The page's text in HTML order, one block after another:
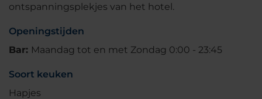
ontspanningsplekjes van het hotel.
Openingstijden
Bar: Maandag tot en met Zondag 0:00 - 23:45
Soort keuken
Hapjes